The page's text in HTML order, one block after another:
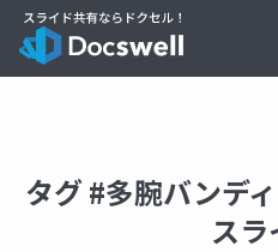
タグ #多腕バンデ
スラ